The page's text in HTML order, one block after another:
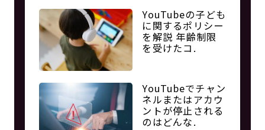
YouTubeの子ども
に関するポリシー
を解説 年齢制限
を受けたコ.
YouTubeでチャン
ネルまたはアカウ
ントが停止される
のはどんな.